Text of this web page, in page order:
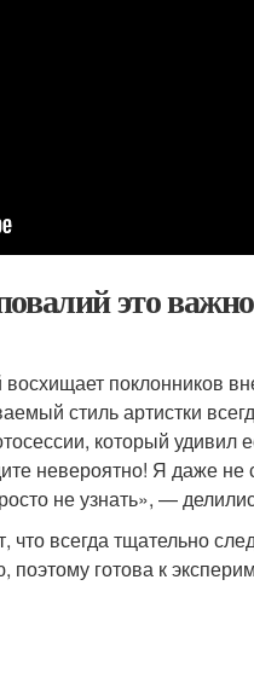
это
поклонников
стиль артистки
который
невероятно! Я даже
не узнать», —
что всегда тщательно
поэтому готова к